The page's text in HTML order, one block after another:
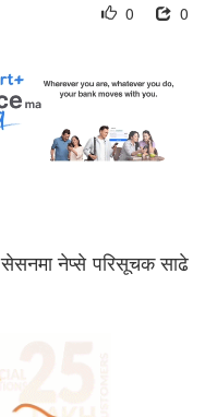
0
0
सेसनमा नेप्से परिसूचक साढे